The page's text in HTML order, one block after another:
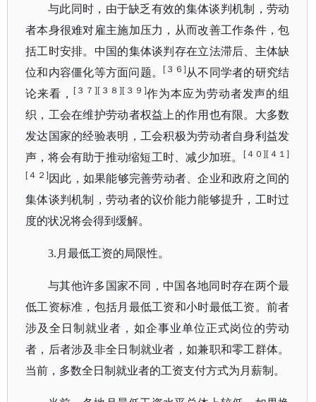
与此同时，由于缺乏有效的集体谈判机制，劳动
者本身很难对雇主施加压力，从而改善工作条件，包
括工时安排。中国的集体谈判存在立法滞后、主体缺
位和内容僵化等方面问题。[３６]从不同学者的研究结
论来看，
[３７][３８][３９]作为本应为劳动者发声的组
织，工会在维护劳动者权益上的作用也有限。大多数
发达国家的经验表明，工会积极为劳动者自身利益发
声，将会有助于推动缩短工时、减少加班。
[４０][４１]
[４２]因此，如果能够完善劳动者、企业和政府之间的
集体谈判机制，劳动者的议价能力能够提升，工时过
度的状况将会得到缓解。
3.月最低工资的局限性。
与其他许多国家不同，中国各地同时存在两个最
低工资标准，包括月最低工资和小时最低工资。前者
涉及全日制就业者，如企事业单位正式岗位的劳动
者，后者涉及非全日制就业者，如兼职和零工群体。
当前，多数全日制就业者的工资支付方式为月薪制。